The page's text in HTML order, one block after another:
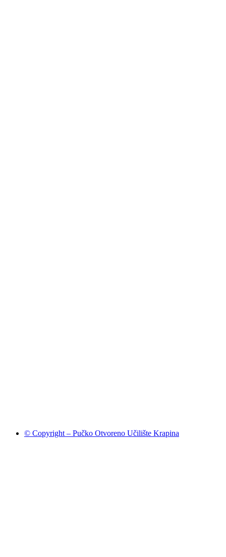
© Copyright – Pučko Otvoreno Učilište Krapina